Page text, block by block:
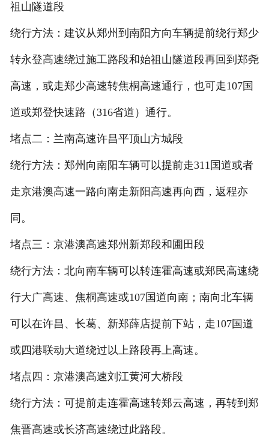
祖山隧道段
绕行方法：建议从郑州到南阳方向车辆提前绕行郑少
转永登高速绕过施工路段和始祖山隧道段再回到郑尧
高速，或走郑少高速转焦桐高速通行，也可走107国
道或郑登快速路（316省道）通行。
堵点二：兰南高速许昌平顶山方城段
绕行方法：郑州向南阳车辆可以提前走311国道或者
走京港澳高速一路向南走新阳高速再向西，返程亦
同。
堵点三：京港澳高速郑州新郑段和圃田段
绕行方法：北向南车辆可以转连霍高速或郑民高速绕
行大广高速、焦桐高速或107国道向南；南向北车辆
可以在许昌、长葛、新郑薛店提前下站，走107国道
或四港联动大道绕过以上路段再上高速。
堵点四：京港澳高速刘江黄河大桥段
绕行方法：可提前走连霍高速转郑云高速，再转到郑
焦晋高速或长济高速绕过此路段。